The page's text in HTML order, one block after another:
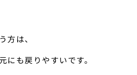
方は、
にも戻りやすいです。